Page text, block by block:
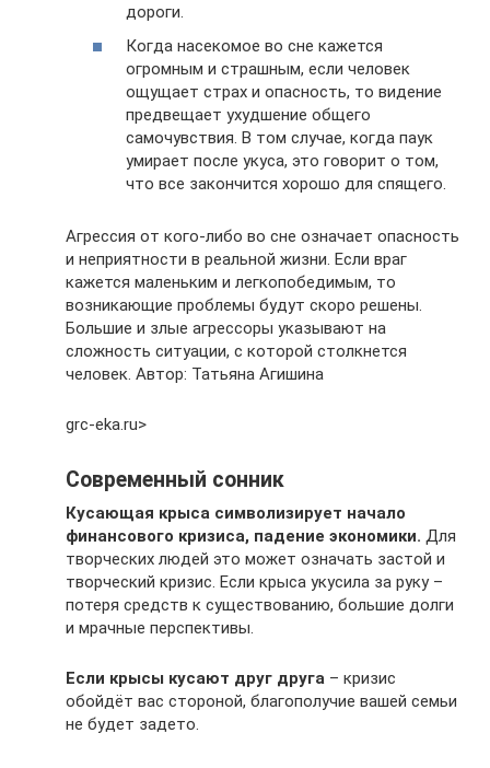
дороги.
Когда насекомое во сне кажется
огромным и страшным, если человек
ощущает страх и опасность, то видение
предвещает ухудшение общего
самочувствия. В том случае, когда паук
умирает после укуса, это говорит о том,
что все закончится хорошо для спящего.
Агрессия от кого-либо во сне означает опасность
и неприятности в реальной жизни. Если враг
кажется маленьким и легкопобедимым, то
возникающие проблемы будут скоро решены.
Большие и злые агрессоры указывают на
сложность ситуации, с которой столкнется
человек. Автор: Татьяна Агишина
grc-eka.ru‏>
Современный сонник
Кусающая крыса символизирует начало
финансового кризиса, падение экономики. Для
творческих людей это может означать застой и
творческий кризис. Если крыса укусила за руку –
потеря средств к существованию, большие долги
и мрачные перспективы.
Если крысы кусают друг друга – кризис
обойдёт вас стороной, благополучие вашей семьи
не будет задето.